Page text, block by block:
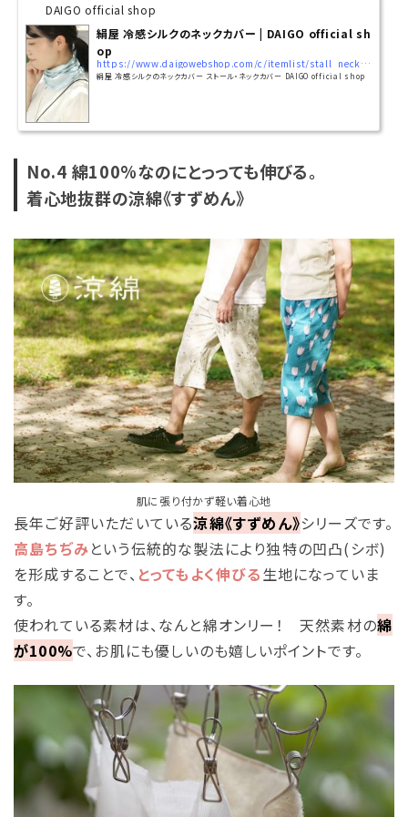
DAIGO official shop
絹屋 冷感シルクのネックカバー | DAIGO official sh
op
https://www.daigowebshop.com/c/itemlist/stall_neckcover/neckcover/6927
絹屋 冷感シルクのネックカバー ストール・ネックカバー DAIGO official shop
No.4 綿100%なのにとっっても伸びる。
着心地抜群の涼綿《すずめん》
肌に張り付かず軽い着心地
長年ご好評いただいている涼綿《すずめん》シリーズです。
高島ちぢみという伝統的な製法により独特の凹凸(シボ)
を形成することで、 とってもよく伸びる生地になっていま
す。
使われている素材は、なんと綿オンリー！ 天然素材の綿
が100%で、お肌にも優しいのも嬉しいポイントです。